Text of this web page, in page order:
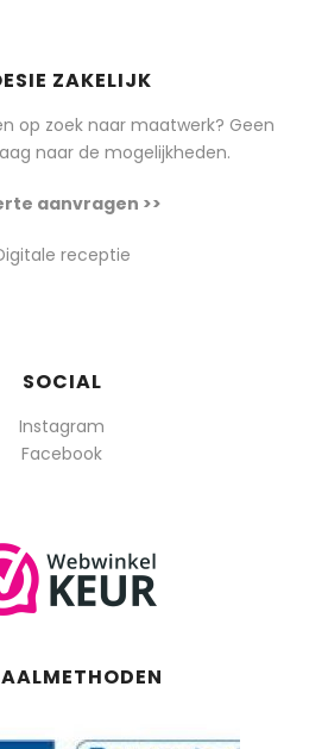
ZAKELIJK
op zoek naar maatwerk? Geen
naar de mogelijkheden.
aanvragen >>
receptie
SOCIAL
Instagram
Facebook